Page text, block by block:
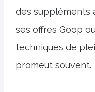
des suppléments
ses offres Goop
techniques de
promeut souvent.